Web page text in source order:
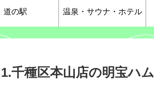
道の駅 温泉・サウナ・ホテル
千種区本山店の明宝ハム